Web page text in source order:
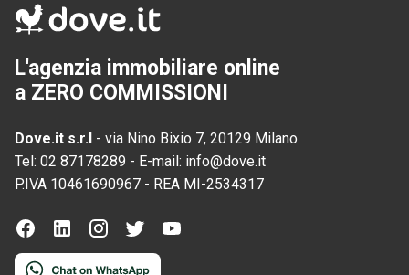
L'agenzia immobiliare online
a ZERO COMMISSIONI
Dove.it s.r.l - via Nino Bixio 7, 20129 Milano
Tel: 02 87178289 - E-mail: info@dove.it
P.IVA 10461690967 - REA MI-2534317